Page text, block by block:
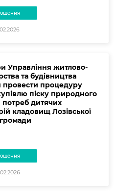
Управління житлово-
та будівництва
провести процедуру
піску природного
потреб дитячих
кладовищ Лозівської
громади